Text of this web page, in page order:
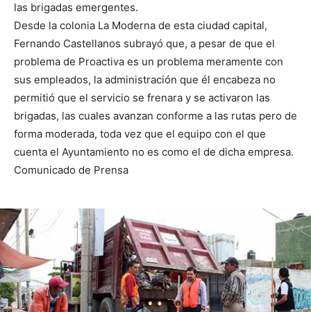
las brigadas emergentes.
Desde la colonia La Moderna de esta ciudad capital,
Fernando Castellanos subrayó que, a pesar de que el
problema de Proactiva es un problema meramente con
sus empleados, la administración que él encabeza no
permitió que el servicio se frenara y se activaron las
brigadas, las cuales avanzan conforme a las rutas pero de
forma moderada, toda vez que el equipo con el que
cuenta el Ayuntamiento no es como el de dicha empresa.
Comunicado de Prensa